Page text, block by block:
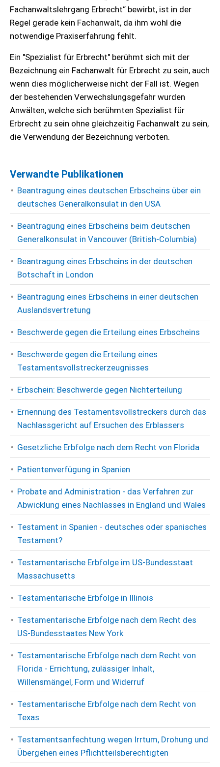
Fachanwaltslehrgang Erbrecht“ bewirbt, ist in der
Regel gerade kein Fachanwalt, da ihm wohl die
notwendige Praxiserfahrung fehlt.
Ein "Spezialist für Erbrecht" berühmt sich mit der
Bezeichnung ein Fachanwalt für Erbrecht zu sein, auch
wenn dies möglicherweise nicht der Fall ist. Wegen
der bestehenden Verwechslungsgefahr wurden
Anwälten, welche sich berühmten Spezialist für
Erbrecht zu sein ohne gleichzeitig Fachanwalt zu sein,
die Verwendung der Bezeichnung verboten.
Verwandte Publikationen
Beantragung eines deutschen Erbscheins über ein
deutsches Generalkonsulat in den USA
Beantragung eines Erbscheins beim deutschen
Generalkonsulat in Vancouver (British-Columbia)
Beantragung eines Erbscheins in der deutschen
Botschaft in London
Beantragung eines Erbscheins in einer deutschen
Auslandsvertretung
Beschwerde gegen die Erteilung eines Erbscheins
Beschwerde gegen die Erteilung eines
Testamentsvollstreckerzeugnisses
Erbschein: Beschwerde gegen Nichterteilung
Ernennung des Testamentsvollstreckers durch das
Nachlassgericht auf Ersuchen des Erblassers
Gesetzliche Erbfolge nach dem Recht von Florida
Patientenverfügung in Spanien
Probate and Administration - das Verfahren zur
Abwicklung eines Nachlasses in England und Wales
Testament in Spanien - deutsches oder spanisches
Testament?
Testamentarische Erbfolge im US-Bundesstaat
Massachusetts
Testamentarische Erbfolge in Illinois
Testamentarische Erbfolge nach dem Recht des
US-Bundesstaates New York
Testamentarische Erbfolge nach dem Recht von
Florida - Errichtung, zulässiger Inhalt,
Willensmängel, Form und Widerruf
Testamentarische Erbfolge nach dem Recht von
Texas
Testamentsanfechtung wegen Irrtum, Drohung und
Übergehen eines Pflichtteilsberechtigten